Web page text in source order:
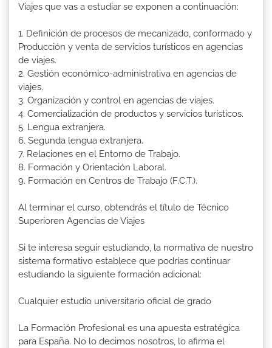
Viajes que vas a estudiar se exponen a continuación:
1. Definición de procesos de mecanizado, conformado y
Producción y venta de servicios turísticos en agencias
de viajes.
2. Gestión económico-administrativa en agencias de
viajes.
3. Organización y control en agencias de viajes.
4. Comercialización de productos y servicios turísticos.
5. Lengua extranjera.
6. Segunda lengua extranjera.
7. Relaciones en el Entorno de Trabajo.
8. Formación y Orientación Laboral.
9. Formación en Centros de Trabajo (F.C.T.).
Al terminar el curso, obtendrás el título de Técnico
Superioren Agencias de Viajes
Si te interesa seguir estudiando, la normativa de nuestro
sistema formativo establece que podrías continuar
estudiando la siguiente formación adicional:
Cualquier estudio universitario oficial de grado
La Formación Profesional es una apuesta estratégica
para España. No lo decimos nosotros, lo afirma el